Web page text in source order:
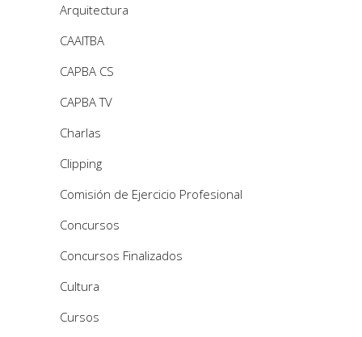
Arquitectura
CAAITBA
CAPBA CS
CAPBA TV
Charlas
Clipping
Comisión de Ejercicio Profesional
Concursos
Concursos Finalizados
Cultura
Cursos